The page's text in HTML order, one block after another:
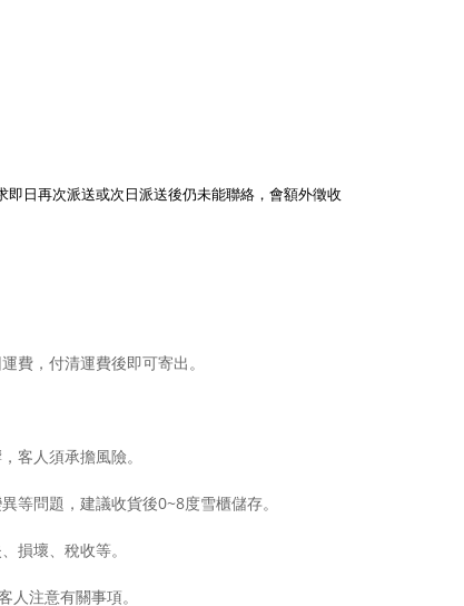
日再次派送或次日派送後仍未能聯絡，會額外徵收
費，付清運費後即可寄出。
客人須承擔風險。
等問題，建議收貨後0~8度雪櫃儲存。
損壞、稅收等。
注意有關事項。